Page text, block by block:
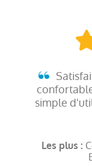
simple
Les plus :